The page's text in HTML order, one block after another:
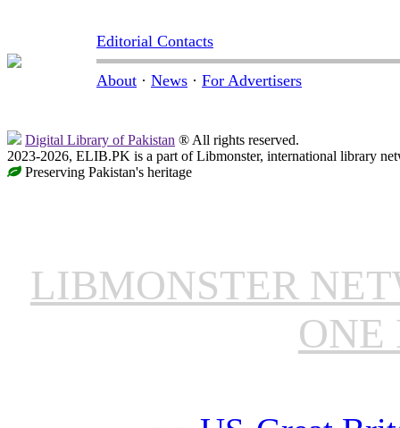
Editorial Contacts
About · News · For Advertisers
Digital Library of Pakistan ® All rights reserved.
2023-2026, ELIB.PK is a part of Libmonster, international library
Preserving Pakistan's heritage
LIBMONSTER
ONE